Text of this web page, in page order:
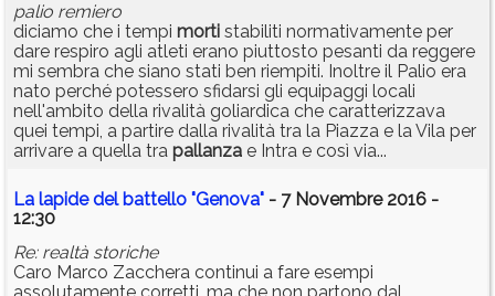
palio remiero
diciamo che i tempi morti stabiliti normativamente per
dare respiro agli atleti erano piuttosto pesanti da reggere
mi sembra che siano stati ben riempiti. Inoltre il Palio era
nato perché potessero sfidarsi gli equipaggi locali
nell'ambito della rivalità goliardica che caratterizzava
quei tempi, a partire dalla rivalità tra la Piazza e la Vila per
arrivare a quella tra pallanza e Intra e così via...
La lapide del battello "Genova" - 7 Novembre 2016 -
12:30
Re: realtà storiche
Caro Marco Zacchera continui a fare esempi